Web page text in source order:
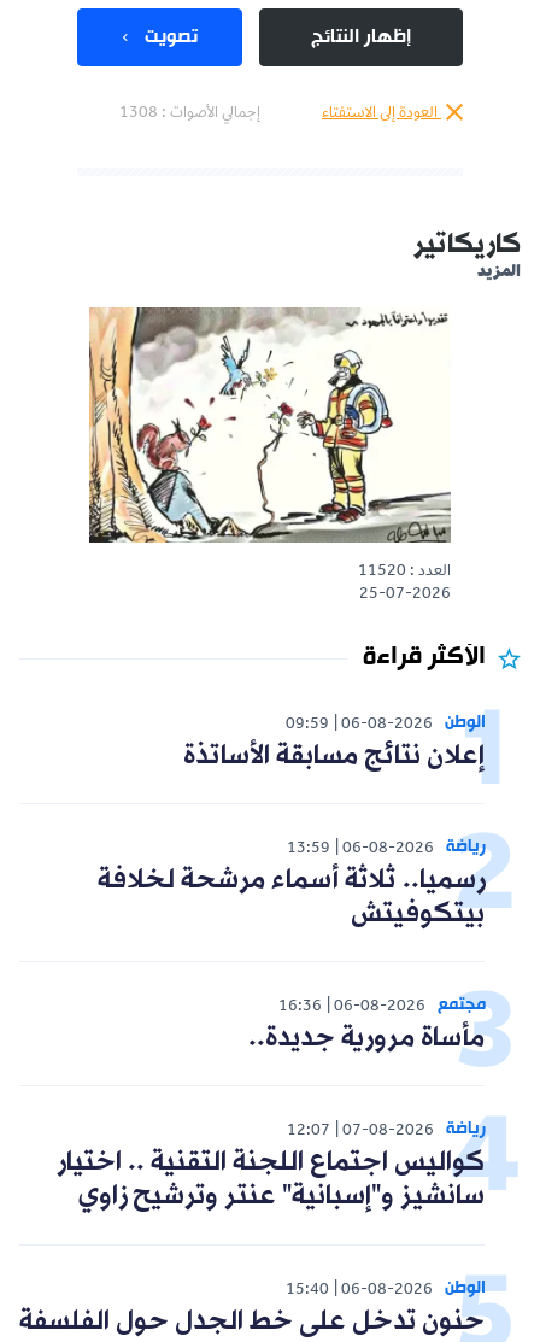
إظهار النتائج تصويت
العودة إلى الاستفتاء إجمالي الأصوات : 1308
كاريكاتير
المزيد
العدد : 11520
25-07-2026
الأكثر قراءة
الوطن 06-08-2026
09:59
إعلان نتائج مسابقة الأساتذة
رياضة 06-08-2026
13:59
رسميا.. ثلاثة أسماء مرشحة لخلافة
بيتكوفيتش
مجتمع 06-08-2026
16:36
مأساة مرورية جديدة..
رياضة 07-08-2026
12:07
كواليس اجتماع اللجنة التقنية .. اختيار
سانشيز و"إسبانية" عنتر وترشيح زاوي
الوطن 06-08-2026
15:40
حنون تدخل على خط الجدل حول الفلسفة